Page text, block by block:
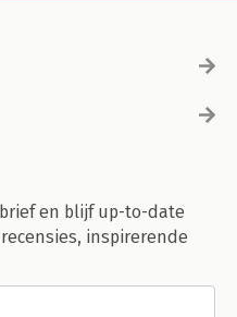
en blijf up-to-date
inspirerende